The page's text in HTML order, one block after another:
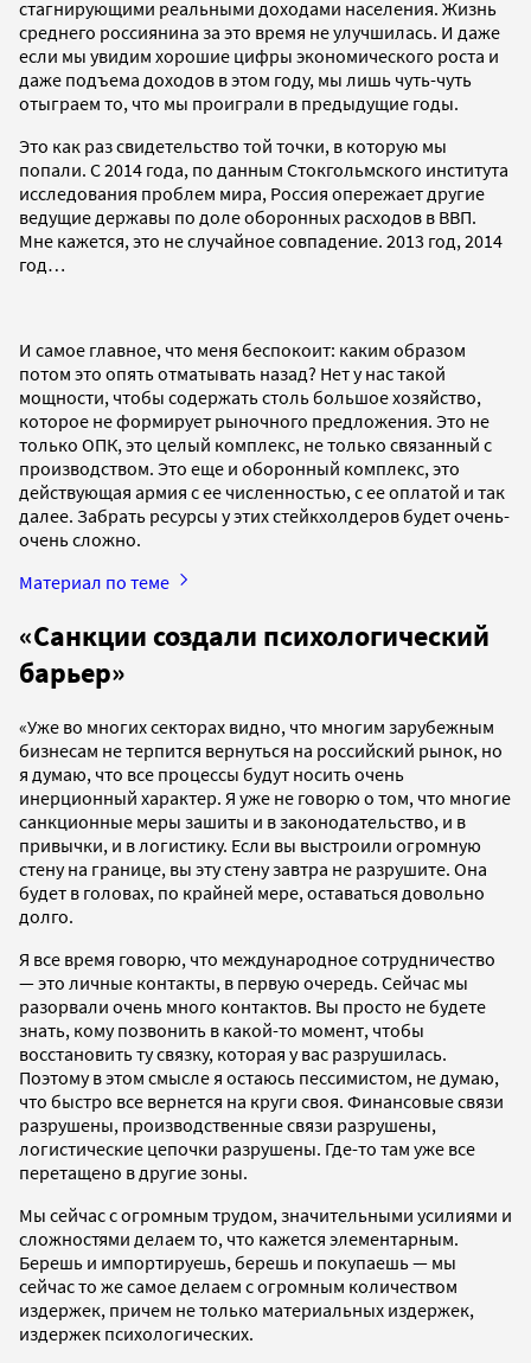
стагнирующими реальными доходами населения. Жизнь
среднего россиянина за это время не улучшилась. И даже
если мы увидим хорошие цифры экономического роста и
даже подъема доходов в этом году, мы лишь чуть-чуть
отыграем то, что мы проиграли в предыдущие годы.
Это как раз свидетельство той точки, в которую мы
попали. С 2014 года, по данным Стокгольмского института
исследования проблем мира, Россия опережает другие
ведущие державы по доле оборонных расходов в ВВП.
Мне кажется, это не случайное совпадение. 2013 год, 2014
год…
И самое главное, что меня беспокоит: каким образом
потом это опять отматывать назад? Нет у нас такой
мощности, чтобы содержать столь большое хозяйство,
которое не формирует рыночного предложения. Это не
только ОПК, это целый комплекс, не только связанный с
производством. Это еще и оборонный комплекс, это
действующая армия с ее численностью, с ее оплатой и так
далее. Забрать ресурсы у этих стейкхолдеров будет очень-
очень сложно.
Материал по теме
«Санкции создали психологический
барьер»
«Уже во многих секторах видно, что многим зарубежным
бизнесам не терпится вернуться на российский рынок, но
я думаю, что все процессы будут носить очень
инерционный характер. Я уже не говорю о том, что многие
санкционные меры зашиты и в законодательство, и в
привычки, и в логистику. Если вы выстроили огромную
стену на границе, вы эту стену завтра не разрушите. Она
будет в головах, по крайней мере, оставаться довольно
долго.
Я все время говорю, что международное сотрудничество
— это личные контакты, в первую очередь. Сейчас мы
разорвали очень много контактов. Вы просто не будете
знать, кому позвонить в какой-то момент, чтобы
восстановить ту связку, которая у вас разрушилась.
Поэтому в этом смысле я остаюсь пессимистом, не думаю,
что быстро все вернется на круги своя. Финансовые связи
разрушены, производственные связи разрушены,
логистические цепочки разрушены. Где-то там уже все
перетащено в другие зоны.
Мы сейчас с огромным трудом, значительными усилиями и
сложностями делаем то, что кажется элементарным.
Берешь и импортируешь, берешь и покупаешь — мы
сейчас то же самое делаем с огромным количеством
издержек, причем не только материальных издержек,
издержек психологических.